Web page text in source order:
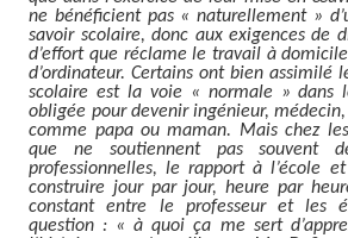
ne bénéficient pas « naturellement »
savoir scolaire, donc aux exigences de
d’effort que réclame le travail à
d’ordinateur. Certains ont bien assimilé
scolaire est la voie « normale » dans
obligée pour devenir ingénieur,
comme papa ou maman. Mais chez
que ne soutiennent pas souvent
professionnelles, le rapport à l’école
construire jour par jour, heure par
constant entre le professeur et les
question : « à quoi ça me sert